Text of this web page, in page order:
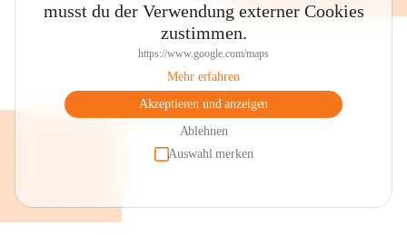
musst du der Verwendung externer Cookies
zustimmen.
https://www.google.com/maps
Mehr erfahren
Akzeptieren und anzeigen
Ablehnen
Auswahl merken